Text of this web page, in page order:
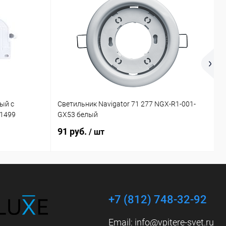
с
Светильник Navigator 71 277 NGX-R1-001-
GX53 белый
91 руб. / шт
+7 (812) 748-32-92
Email: info@vpitere-svet.ru